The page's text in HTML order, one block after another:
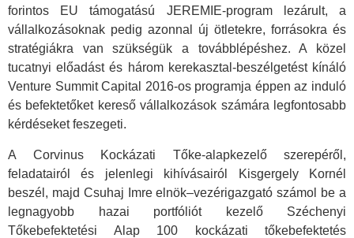
forintos EU támogatású JEREMIE-program lezárult, a
vállalkozásoknak pedig azonnal új ötletekre, forrásokra és
stratégiákra van szükségük a továbblépéshez. A közel
tucatnyi előadást és három kerekasztal-beszélgetést kínáló
Venture Summit Capital 2016-os programja éppen az induló
és befektetőket kereső vállalkozások számára legfontosabb
kérdéseket feszegeti.
A Corvinus Kockázati Tőke-alapkezelő szerepéről,
feladatairól és jelenlegi kihívásairól Kisgergely Kornél
beszél, majd Csuhaj Imre elnök–vezérigazgató számol be a
legnagyobb hazai portfóliót kezelő Széchenyi
Tőkebefektetési Alap 100 kockázati tőkebefektetés